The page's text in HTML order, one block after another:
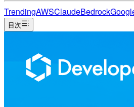
TrendingAWSClaudeBedrock
目次